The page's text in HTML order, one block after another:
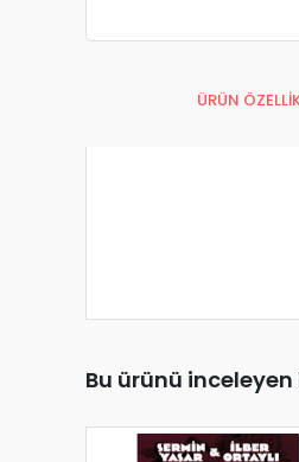
ÜRÜN
Bu ürünü